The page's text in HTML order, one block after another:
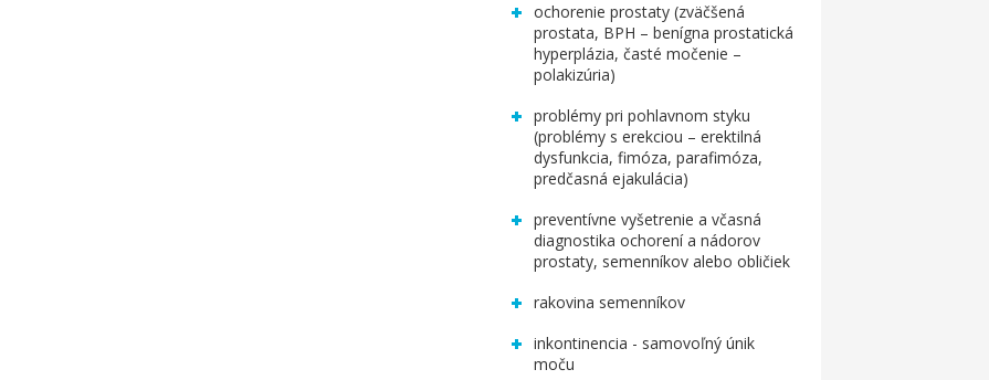
ochorenie prostaty (zväčšená
prostata, BPH – benígna prostatická
hyperplázia, časté močenie –
polakizúria)
problémy pri pohlavnom styku
(problémy s erekciou – erektilná
dysfunkcia, fimóza, parafimóza,
predčasná ejakulácia)
preventívne vyšetrenie a včasná
diagnostika ochorení a nádorov
prostaty, semenníkov alebo obličiek
rakovina semenníkov
inkontinencia - samovoľný únik
moču